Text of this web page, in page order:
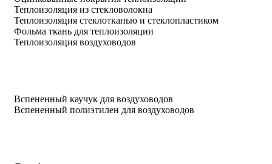
Теплоизоляция из стекловолокна
Теплоизоляция стеклотканью и стеклопластиком
Фольма ткань для теплоизоляции
Теплоизоляция воздуховодов
Вспененный каучук для воздуховодов
Вспененный полиэтилен для воздуховодов